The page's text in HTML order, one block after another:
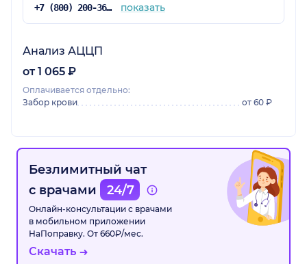
+7 (800) 200-36-30 показать
Анализ АЦЦП
от 1 065 ₽
Оплачивается отдельно:
Забор крови
от 60 ₽
Безлимитный чат
с врачами
24/7
Онлайн-консультации с врачами
в мобильном приложении
НаПоправку. От 660₽/мес.
Скачать